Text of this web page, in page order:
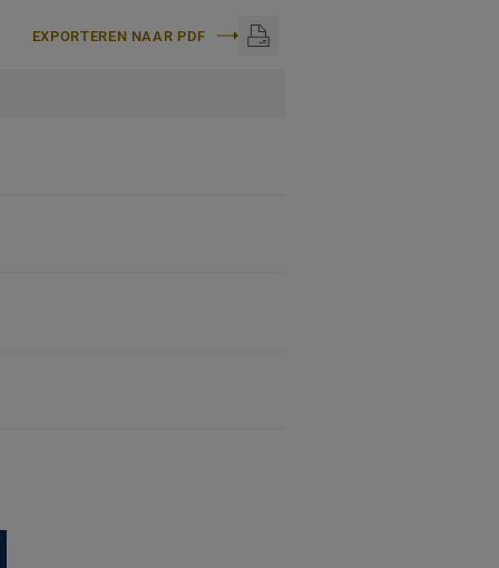
EXPORTEREN NAAR PDF